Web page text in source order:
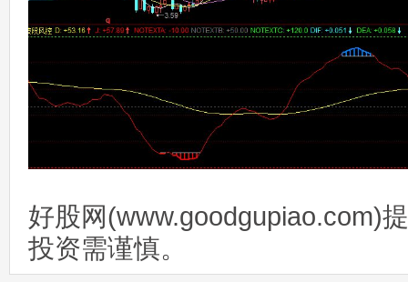
好股网(www.goodgupiao.com)
投资需谨慎。